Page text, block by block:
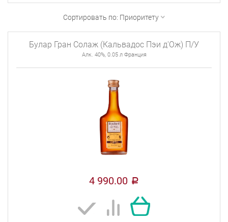
Сортировать по: Приоритету
Булар Гран Солаж (Кальвадос Пэи д'Ож) П/У
Алк. 40%, 0.05 л Франция
4 990.00 a